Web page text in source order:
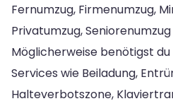
Fernumzug, Firmenumzug,
Privatumzug,
Möglicherweise benötigst
Services wie Beiladung,
Halteverbotszone,